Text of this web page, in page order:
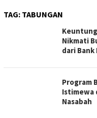
TAG: TABUNGAN
Nikmati
dari Bank
Program
Istimewa
Nasabah